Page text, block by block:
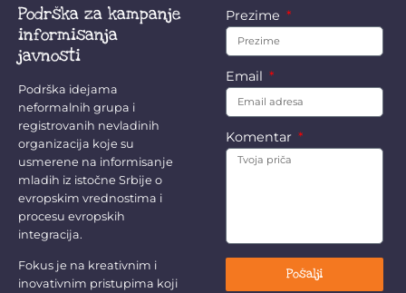
Podrška za kampanje
informisanja
javnosti
Podrška idejama
neformalnih grupa i
registrovanih nevladinih
organizacija koje su
usmerene na informisanje
mladih iz istočne Srbije o
evropskim vrednostima i
procesu evropskih
integracija.
Fokus je na kreativnim i
inovativnim pristupima koji
Prezime
Email
Komentar
Pošalji